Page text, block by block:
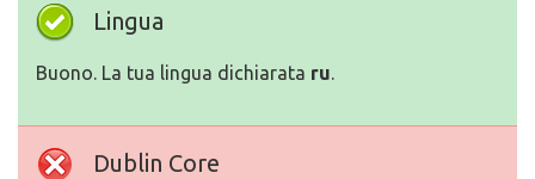
Lingua
Buono. La tua lingua dichiarata ru.
Dublin Core